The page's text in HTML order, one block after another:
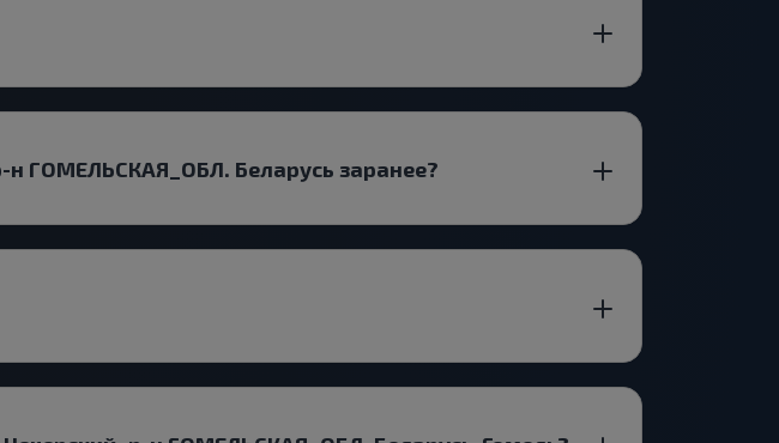
н ГОМЕЛЬСКАЯ_ОБЛ. Беларусь заранее?